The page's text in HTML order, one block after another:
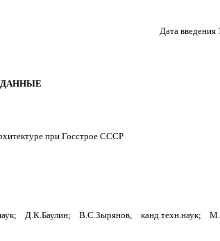
Дата введения
при Госстрое СССР
Д.К.Баулин; В.С.Зырянов, канд.техн.наук;